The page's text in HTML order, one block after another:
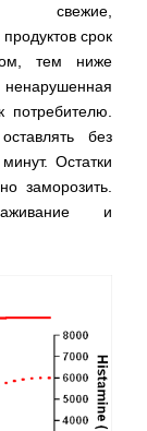
свежие,
срок
тем ниже
потребителю.
без
Остатки
заморозить.
и